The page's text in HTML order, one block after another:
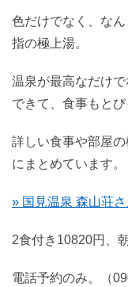
色だけでなく、な
指の極上湯。
温泉が最高なだけ
できて、食事もとび
詳しい食事や部屋
にまとめています。
» 国見温泉 森山荘
2食付き10820円、
電話予約のみ。（